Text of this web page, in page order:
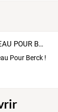
RENOUVEAU POUR BERCK
Pour Berck !